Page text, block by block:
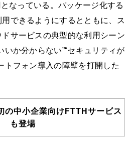
なっている。パッケージ化する
できるようにするとともに、ス
サービスの典型的な利用シーン
いか分からない”“セキュリティが
トフォン導入の障壁を打開した
中小企業向けFTTHサービス
も登場